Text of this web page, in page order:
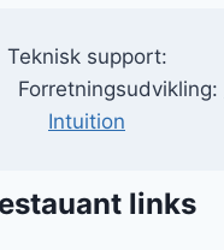
Teknisk support:
Intuition
links